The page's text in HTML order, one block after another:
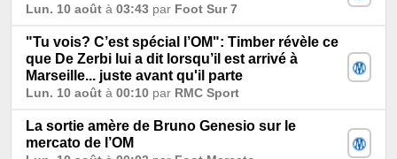
Lun. 10 août à 03:43 par Foot Sur 7
"Tu vois? C’est spécial l’OM": Timber révèle ce
que De Zerbi lui a dit lorsqu’il est arrivé à
Marseille... juste avant qu'il parte
Lun. 10 août à 00:10 par RMC Sport
La sortie amère de Bruno Genesio sur le
mercato de l’OM